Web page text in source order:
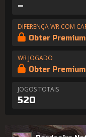
–
DIFERENÇA WR COM
Obter Premium
WR JOGADO
Obter Premium
JOGOS TOTAIS
520